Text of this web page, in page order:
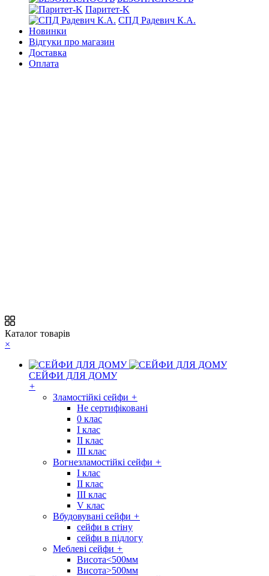
Паритет-K
СПД Радевич К.А.
Новинки
Відгуки про магазин
Доставка
Оплата
Каталог товарів
×
СЕЙФИ ДЛЯ ДОМУ
+
Зламостійкі сейфи +
Не сертифіковані
0 клас
I клас
II клас
III клас
Вогнезламостійкі сейфи +
I клас
II клас
III клас
V клас
Вбудовувані сейфи +
сейфи в стіну
сейфи в підлогу
Меблеві сейфи +
Висота<500мм
Висота>500мм